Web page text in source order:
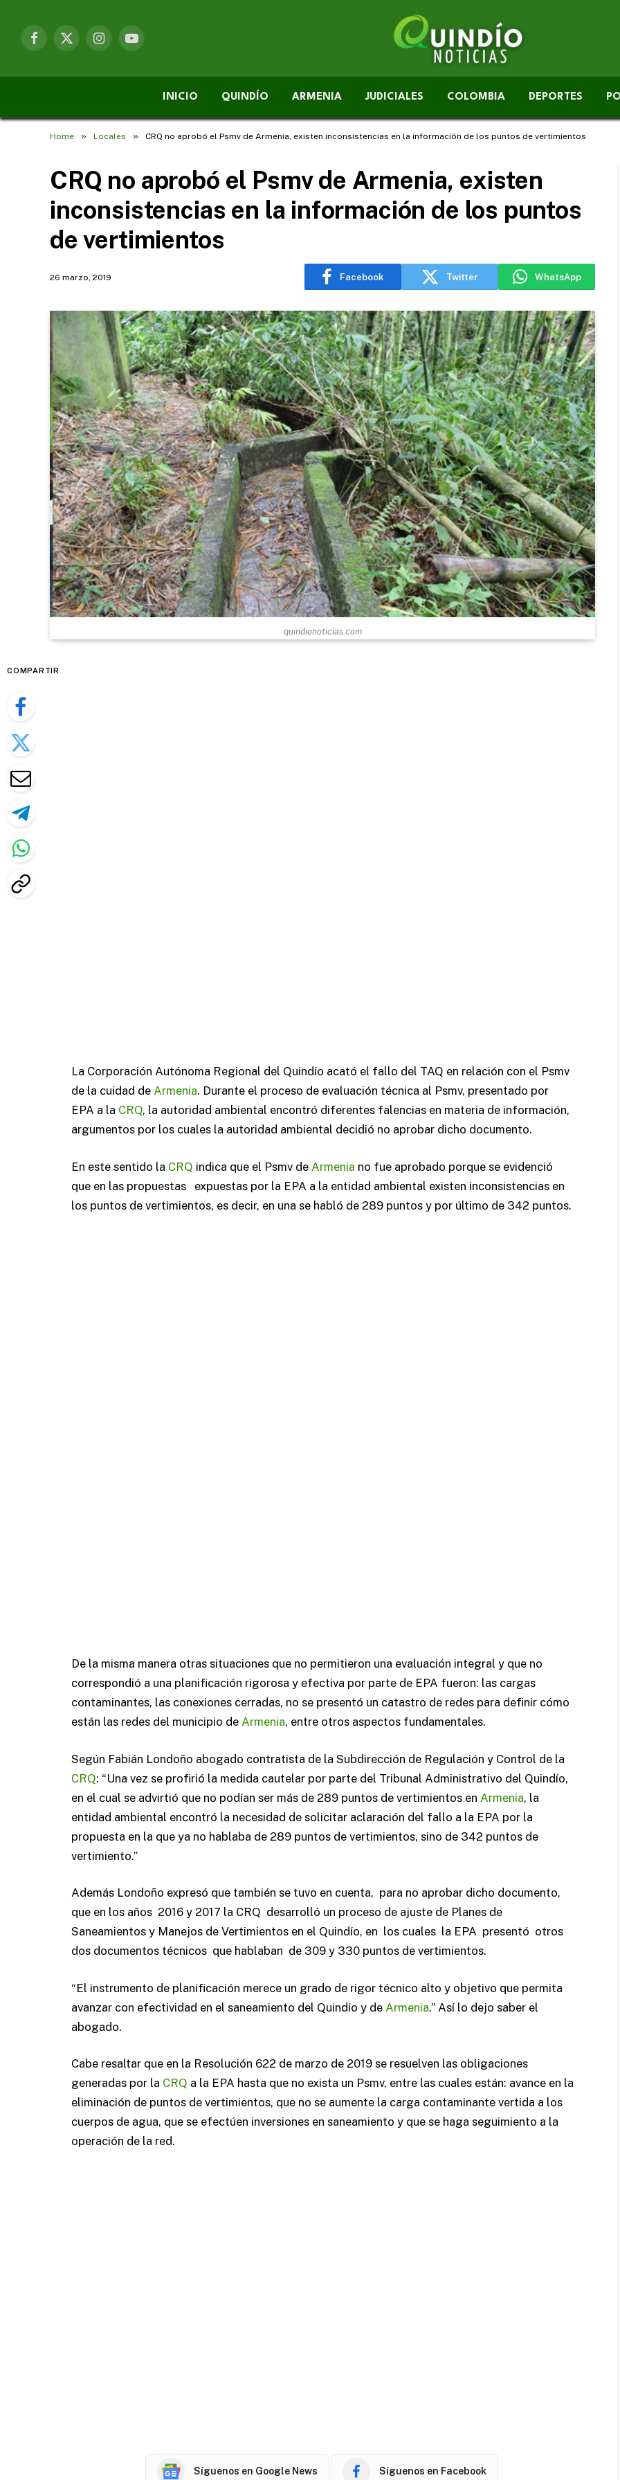
Facebook
X
InstagramYouTube
INICIO QUINDÍO ARMENIA JUDICIALES COLOMBIA DEPORTES
Home » Locales » CRQ no aprobó el Psmv de Armenia, existen inconsistencias en la información de los puntos de vertimientos
CRQ no aprobó el Psmv de Armenia, existen
inconsistencias en la información de los puntos
de vertimientos
26 marzo, 2019 Facebook Twitter WhatsApp
quindionoticias.com
COMPARTIR
La Corporación Autónoma Regional del Quindío acató el fallo del TAQ en relación con el Psmv
de la cuidad de Armenia. Durante el proceso de evaluación técnica al Psmv, presentado por
EPA a la CRQ, la autoridad ambiental encontró diferentes falencias en materia de información,
argumentos por los cuales la autoridad ambiental decidió no aprobar dicho documento.
En este sentido la CRQ indica que el Psmv de Armenia no fue aprobado porque se evidenció
que en las propuestas expuestas por la EPA a la entidad ambiental existen inconsistencias en
los puntos de vertimientos, es decir, en una se habló de 289 puntos y por último de 342 puntos.
De la misma manera otras situaciones que no permitieron una evaluación integral y que no
correspondió a una planificación rigorosa y efectiva por parte de EPA fueron: las cargas
contaminantes, las conexiones cerradas, no se presentó un catastro de redes para definir cómo
están las redes del municipio de Armenia, entre otros aspectos fundamentales.
Según Fabián Londoño abogado contratista de la Subdirección de Regulación y Control de la
CRQ: “Una vez se profirió la medida cautelar por parte del Tribunal Administrativo del Quindío,
en el cual se advirtió que no podían ser más de 289 puntos de vertimientos en Armenia, la
entidad ambiental encontró la necesidad de solicitar aclaración del fallo a la EPA por la
propuesta en la que ya no hablaba de 289 puntos de vertimientos, sino de 342 puntos de
vertimiento.”
Además Londoño expresó que también se tuvo en cuenta, para no aprobar dicho documento,
que en los años 2016 y 2017 la CRQ desarrolló un proceso de ajuste de Planes de
Saneamientos y Manejos de Vertimientos en el Quindío, en los cuales la EPA presentó otros
dos documentos técnicos que hablaban de 309 y 330 puntos de vertimientos.
“El instrumento de planificación merece un grado de rigor técnico alto y objetivo que permita
avanzar con efectividad en el saneamiento del Quindío y de Armenia.” Así lo dejo saber el
abogado.
Cabe resaltar que en la Resolución 622 de marzo de 2019 se resuelven las obligaciones
generadas por la CRQ a la EPA hasta que no exista un Psmv, entre las cuales están: avance en la
eliminación de puntos de vertimientos, que no se aumente la carga contaminante vertida a los
cuerpos de agua, que se efectúen inversiones en saneamiento y que se haga seguimiento a la
operación de la red.
Síguenos en Google News Síguenos en Facebook